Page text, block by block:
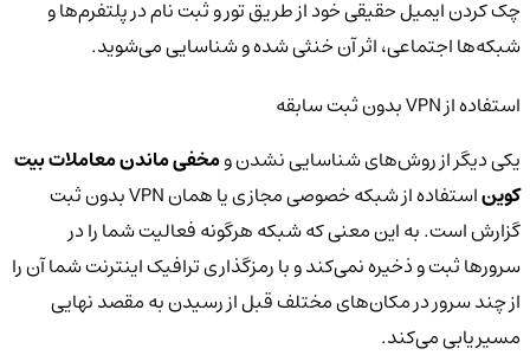
چک کردن ایمیل حقیقی خود از طریق تور و ثبت نام در پلتفرم‌ها و
شبکه‌ها اجتماعی، اثر آن خنثی شده و شناسایی می‌شوید.
استفاده از VPN بدون ثبت سابقه
یکی دیگر از روش‌های شناسایی نشدن ومخفی ماندن معاملات بیت
کوین
استفاده از شبکه خصوصی مجازی یا همان VPN بدون ثبت
گزارش است. به این معنی که شبکه هرگونه فعالیت شما را در
سرورها ثبت و ذخیره نمی‌کند و با رمزگذاری ترافیک اینترنت شما آن را
از چند سرور در مکان‌های مختلف قبل از رسیدن به مقصد نهایی
مسیریابی می‌کند.